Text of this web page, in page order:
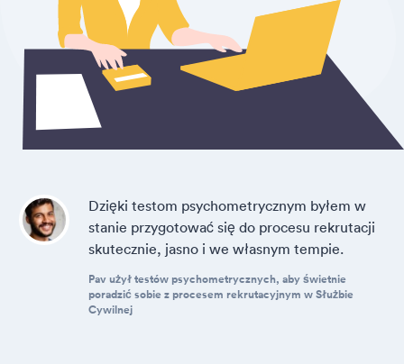
Dzięki testom psychometrycznym byłem w
stanie przygotować się do procesu rekrutacji
skutecznie, jasno i we własnym tempie.
Pav użył testów psychometrycznych, aby świetnie
poradzić sobie z procesem rekrutacyjnym w Służbie
Cywilnej